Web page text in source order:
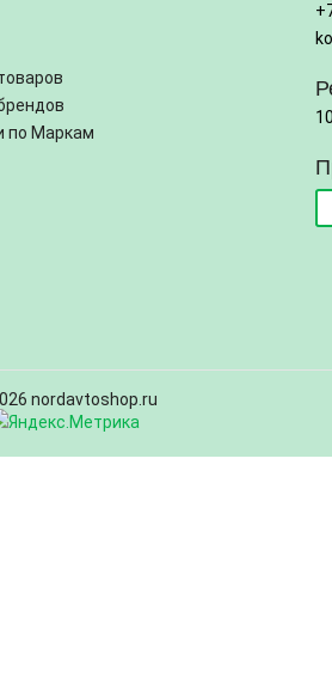
по Маркам
nordavtoshop.ru